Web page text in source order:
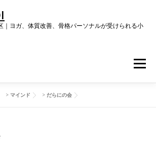
｜ヨガ、体質改善、骨格パーソナルが受けられる小
メニュー
「RESYNC BODY」
> マインド > だらにの会